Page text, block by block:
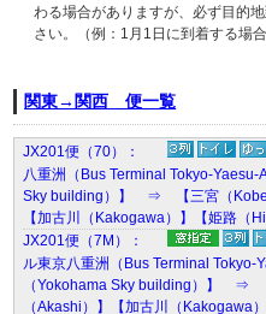
わる場合がありますが、必ず目的
さい。（例：1月1日に到着する場
関東→関西 便一覧
JX201便（70）：
八重洲（Bus Terminal Tokyo-
Sky building）】 ⇒ 【三宮（Kobe-
【加古川（Kakogawa）】【姫路（
JX201便（7M）：
ル東京八重洲（Bus Terminal Tokyo-
（Yokohama Sky building）】 ⇒
（Akashi）】【加古川（Kakogawa